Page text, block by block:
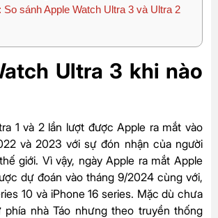
So sánh Apple Watch Ultra 3 và Ultra 2
Ultra 3 khi nào
1 và 2 lần lượt được Apple ra mắt vào
và 2023 với sự đón nhận của người
giới. Vì vậy, ngày Apple ra mắt Apple
dự đoán vào tháng 9/2024 cùng với,
10 và iPhone 16 series. Mặc dù chưa
nhà Táo nhưng theo truyền thống